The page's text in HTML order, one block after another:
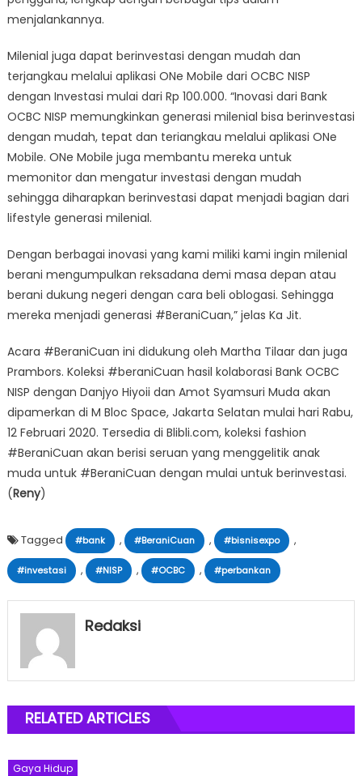
menjalankannya.
Milenial juga dapat berinvestasi dengan mudah dan
terjangkau melalui aplikasi ONe Mobile dari OCBC NISP
dengan Investasi mulai dari Rp 100.000. “Inovasi dari Bank
OCBC NISP memungkinkan generasi milenial bisa berinvestasi
dengan mudah, tepat dan teriangkau melalui aplikasi ONe
Mobile. ONe Mobile juga membantu mereka untuk
memonitor dan mengatur investasi dengan mudah
sehingga diharapkan berinvestasi dapat menjadi bagian dari
lifestyle generasi milenial.
Dengan berbagai inovasi yang kami miliki kami ingin milenial
berani mengumpulkan reksadana demi masa depan atau
berani dukung negeri dengan cara beli oblogasi. Sehingga
mereka menjadi generasi #BeraniCuan,” jelas Ka Jit.
Acara #BeraniCuan ini didukung oleh Martha Tilaar dan juga
Prambors. Koleksi #beraniCuan hasil kolaborasi Bank OCBC
NISP dengan Danjyo Hiyoii dan Amot Syamsuri Muda akan
dipamerkan di M Bloc Space, Jakarta Selatan mulai hari Rabu,
12 Februari 2020. Tersedia di Blibli.com, koleksi fashion
#BeraniCuan akan berisi seruan yang menggelitik anak
muda untuk #BeraniCuan dengan mulai untuk berinvestasi.
(Reny)
Tagged #bank , #BeraniCuan , #bisnisexpo ,
#investasi , #NISP , #OCBC , #perbankan
Redaksi
RELATED ARTICLES
Gaya Hidup